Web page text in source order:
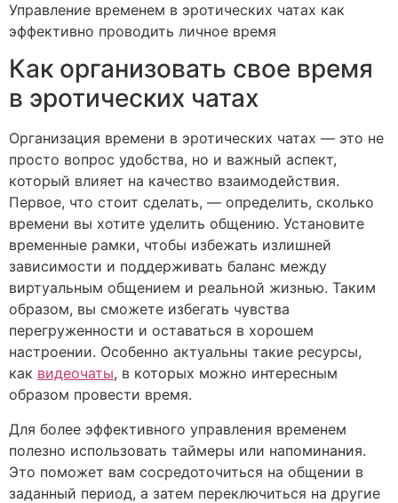
Управление временем в эротических чатах как
эффективно проводить личное время
Как организовать свое время
в эротических чатах
Организация времени в эротических чатах — это не
просто вопрос удобства, но и важный аспект,
который влияет на качество взаимодействия.
Первое, что стоит сделать, — определить, сколько
времени вы хотите уделить общению. Установите
временные рамки, чтобы избежать излишней
зависимости и поддерживать баланс между
виртуальным общением и реальной жизнью. Таким
образом, вы сможете избегать чувства
перегруженности и оставаться в хорошем
настроении. Особенно актуальны такие ресурсы,
как видеочаты, в которых можно интересным
образом провести время.
Для более эффективного управления временем
полезно использовать таймеры или напоминания.
Это поможет вам сосредоточиться на общении в
заданный период, а затем переключиться на другие